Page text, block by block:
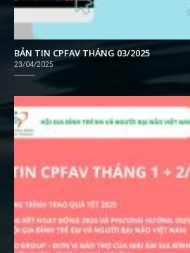
BẢN TIN CPFAV THÁNG 03/2025
23/04/2025